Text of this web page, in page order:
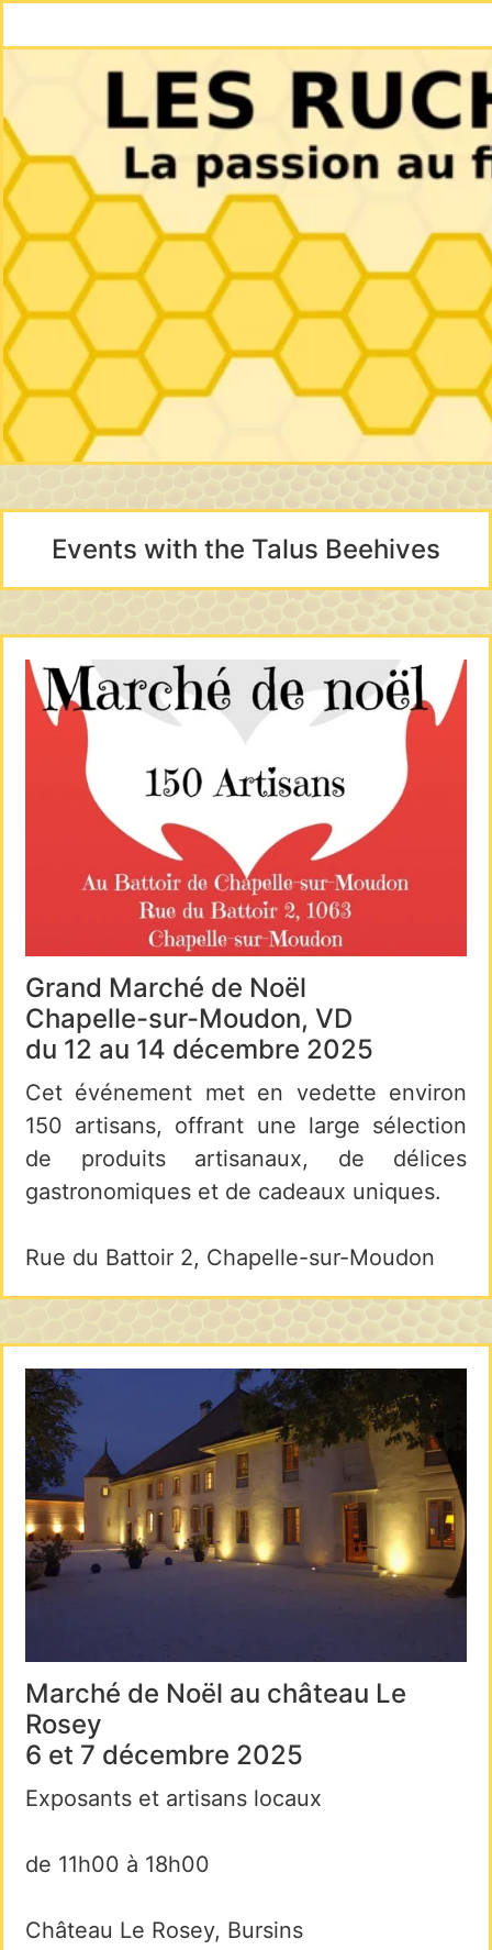
Events with the Talus Beehives
Grand Marché de Noël
Chapelle-sur-Moudon, VD
du 12 au 14 décembre 2025
Cet événement met en vedette environ
150 artisans, offrant une large sélection
de produits artisanaux, de délices
gastronomiques et de cadeaux uniques.
Rue du Battoir 2, Chapelle-sur-Moudon
Marché de Noël au château Le
Rosey
6 et 7 décembre 2025
Exposants et artisans locaux
de 11h00 à 18h00
Château Le Rosey, Bursins